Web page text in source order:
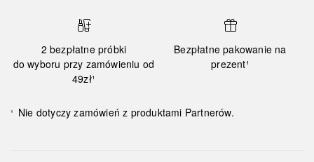
2 bezpłatne próbki
do wyboru przy zamówieniu od
49zł¹
Bezpłatne pakowanie na
prezent¹
¹ Nie dotyczy zamówień z produktami Partnerów.